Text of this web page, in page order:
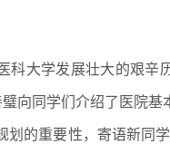
科大学发展壮大的艰辛
向同学们介绍了医院
的重要性，寄语新同